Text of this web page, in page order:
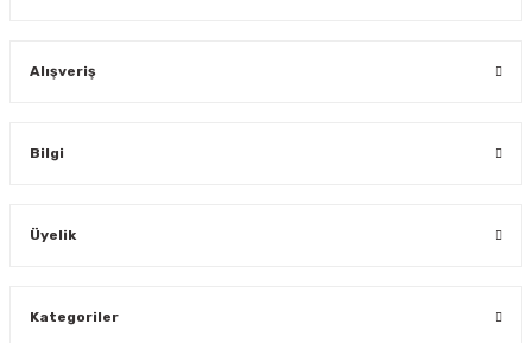
Alışveriş
Bilgi
Üyelik
Kategoriler